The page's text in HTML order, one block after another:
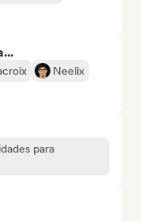
Neelix
para